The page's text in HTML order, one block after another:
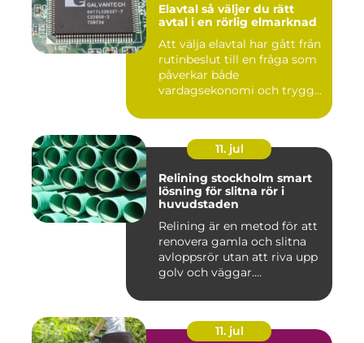
Elavtal så väljer du rätt
avtal i en rörlig elmarknad
Att välja elavtal har gått från
rutinbeslut till en fråga som
påverkar både
vardagsekonomi och trygg...
11. jul
Relining stockholm smart
lösning för slitna rör i
huvudstaden
Relining är en metod för att
renovera gamla och slitna
avloppsrör utan att riva upp
golv och väggar....
11. jul